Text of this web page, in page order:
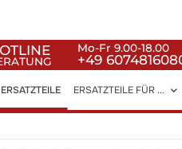
Mo-Fr 9.00-18.00
+49
ERSATZTEILE FÜR ...